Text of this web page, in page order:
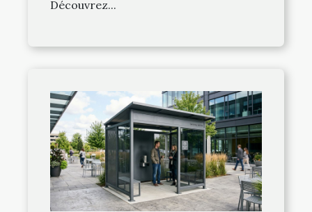
Découvrez...